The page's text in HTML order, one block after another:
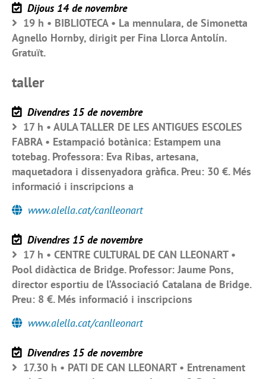
Dijous 14 de novembre
19 h • BIBLIOTECA • La mennulara, de Simonetta
Agnello Hornby, dirigit per Fina Llorca Antolín.
Gratuït.
taller
Divendres 15 de novembre
17 h • AULA TALLER DE LES ANTIGUES ESCOLES
FABRA • Estampació botànica: Estampem una
totebag. Professora: Eva Ribas, artesana,
maquetadora i dissenyadora gràfica. Preu: 30 €. Més
informació i inscripcions a
www.alella.cat/canlleonart
Divendres 15 de novembre
17 h • CENTRE CULTURAL DE CAN LLEONART •
Pool didàctica de Bridge. Professor: Jaume Pons,
director esportiu de l’Associació Catalana de Bridge.
Preu: 8 €. Més informació i inscripcions
www.alella.cat/canlleonart
Divendres 15 de novembre
17.30 h • PATI DE CAN LLEONART • Entrenament